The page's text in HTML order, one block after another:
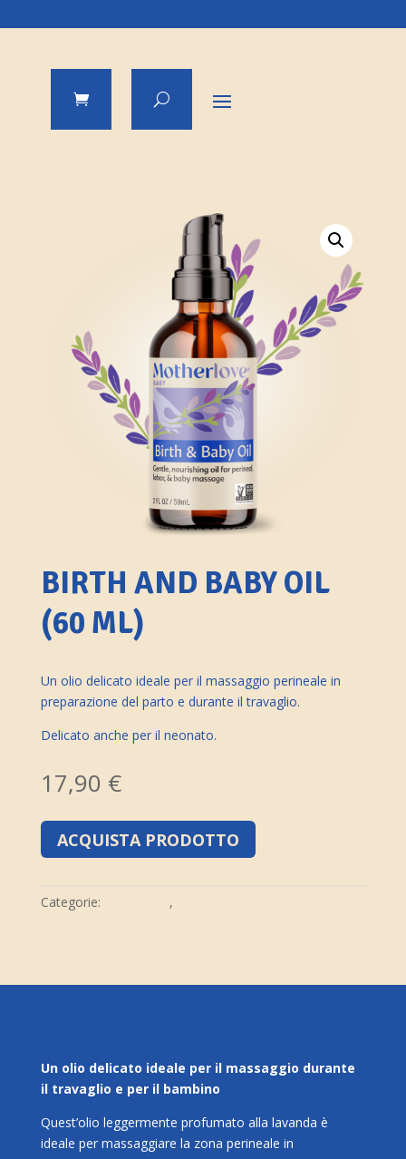
BIRTH AND BABY OIL
(60 ML)
Un olio delicato ideale per il massaggio perineale in
preparazione del parto e durante il travaglio.
Delicato anche per il neonato.
17,90 €
ACQUISTA PRODOTTO
Categorie: ,
Un olio delicato ideale per il massaggio durante
il travaglio e per il bambino
Quest’olio leggermente profumato alla lavanda è
ideale per massaggiare la zona perineale in